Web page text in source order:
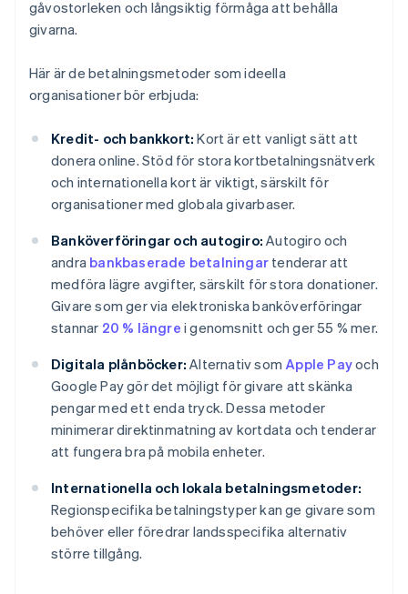
gåvostorleken och långsiktig förmåga att behålla
givarna.
Här är de betalningsmetoder som ideella
organisationer bör erbjuda:
Kredit- och bankkort: Kort är ett vanligt sätt att
donera online. Stöd för stora kortbetalningsnätverk
och internationella kort är viktigt, särskilt för
organisationer med globala givarbaser.
Banköverföringar och autogiro: Autogiro och
andra bankbaserade betalningar tenderar att
medföra lägre avgifter, särskilt för stora donationer.
Givare som ger via elektroniska banköverföringar
stannar 20 % längre i genomsnitt och ger 55 % mer.
Digitala plånböcker: Alternativ somApple Payoch
Google Pay gör det möjligt för givare att skänka
pengar med ett enda tryck. Dessa metoder
minimerar direktinmatning av kortdata och tenderar
att fungera bra på mobila enheter.
Internationella och lokala betalningsmetoder:
Regionspecifika betalningstyper kan ge givare som
behöver eller föredrar landsspecifika alternativ
större tillgång.